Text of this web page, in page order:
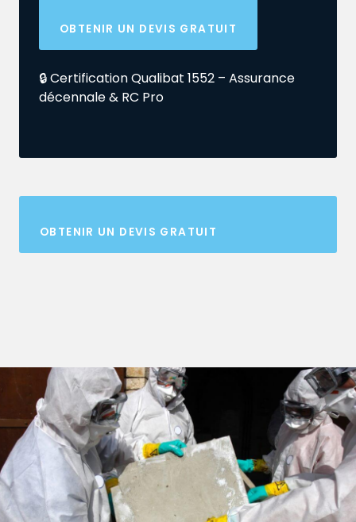
OBTENIR UN DEVIS GRATUIT
🔒 Certification Qualibat 1552 – Assurance
décennale & RC Pro
OBTENIR UN DEVIS GRATUIT